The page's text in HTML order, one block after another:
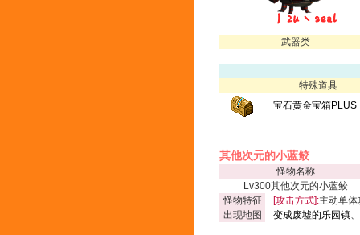
武器类
特殊道具
宝石黄金宝箱PLUS
其他次元的小蓝鲛
怪物名称
Lv300其他次元的小蓝鲛
怪物特征
[攻击方式]:主动单体
出现地图
变成废墟的乐园镇、